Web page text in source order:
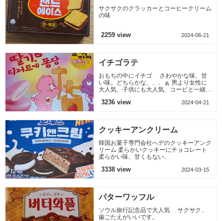
サクサクのクラッカーとコーヒークリーム
の味
2259 view 2024-06-21
イチゴラテ
おもちの中にイチゴ さわやかな味、甘
い味。どちらかな、、、ぁ 男より女性に
大人気、子供にも大人気、コービと一緒な
3236 view 2024-04-21
クッキーアンクリーム
韓国お菓子専門会社へデのクッキーアンク
リーム 柔らかいクッキーにチョコレート
柔らかい味、甘くもない、
3338 view 2024-03-15
パターワッフル
ソウル旅行記念品で大人気 サクサク、
歯ごたえがいいです。